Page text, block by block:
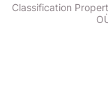
Classification